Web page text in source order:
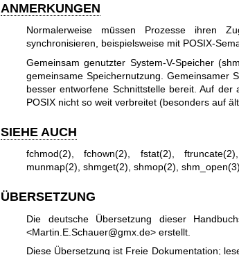
ANMERKUNGEN
Normalerweise müssen Prozesse ihren
synchronisieren, beispielsweise mit POSIX-
Gemeinsam genutzter System-V-Speicher (
gemeinsame Speichernutzung. Gemeinsamer
besser entworfene Schnittstelle bereit. Auf
POSIX nicht so weit verbreitet (besonders auf
SIEHE AUCH
fchmod(2) ,fchown(2) fstat(2) ftruncate(2)
munmap(2) shmget(2) shmop(2) shm_open(3)
ÜBERSETZUNG
Die deutsche Übersetzung dieser
<Martin.E.Schauer@gmx.de> erstellt.
Diese Übersetzung ist Freie Dokumentation;